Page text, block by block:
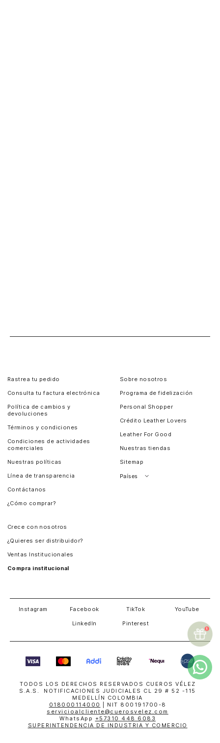
Rastrea tu pedido
Consulta tu factura electrónica
Política de cambios y
devoluciones
Términos y condiciones
Condiciones de actividades
comerciales
Nuestras políticas
Línea de transparencia
Contáctanos
¿Cómo comprar?
Sobre nosotros
Programa de fidelización
Personal Shopper
Crédito Leather Lovers
Leather For Good
Nuestras tiendas
Sitemap
Países
Crece con nosotros
¿Quieres ser distribuidor?
Ventas Institucionales
Compra institucional
Instagram Facebook TikTok YouTube
LinkedIn Pinterest
TODOS LOS DERECHOS RESERVADOS CUEROS VÉLEZ
S.A.S. NOTIFICACIONES JUDICIALES CL 29 # 52 -115
MEDELLÍN COLOMBIA
018000114000
| NIT 800191700-8
servicioalcliente@cuerosvelez.com
WhatsApp +57310 448 6083
SUPERINTENDENCIA DE INDUSTRIA Y COMERCIO